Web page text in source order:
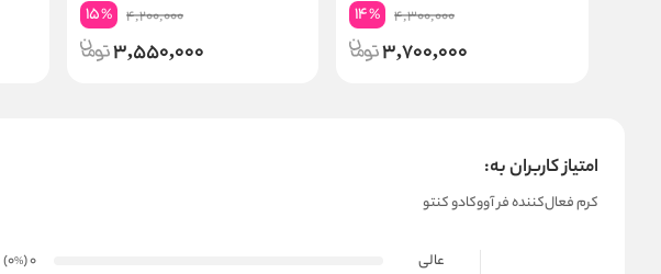
4,300,000
14%
3,700,000
4,200,000
15%
3,550,000
امتیاز کاربران به:
کرم فعال‌کننده فر آووکادو کنتو
عالی 0
(0
%
)